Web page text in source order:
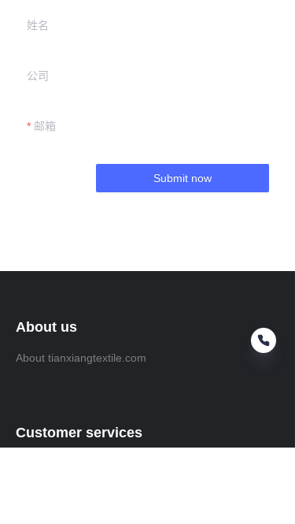
姓名
公司
邮箱
Submit now
About us
About tianxiangtextile.com
Customer services